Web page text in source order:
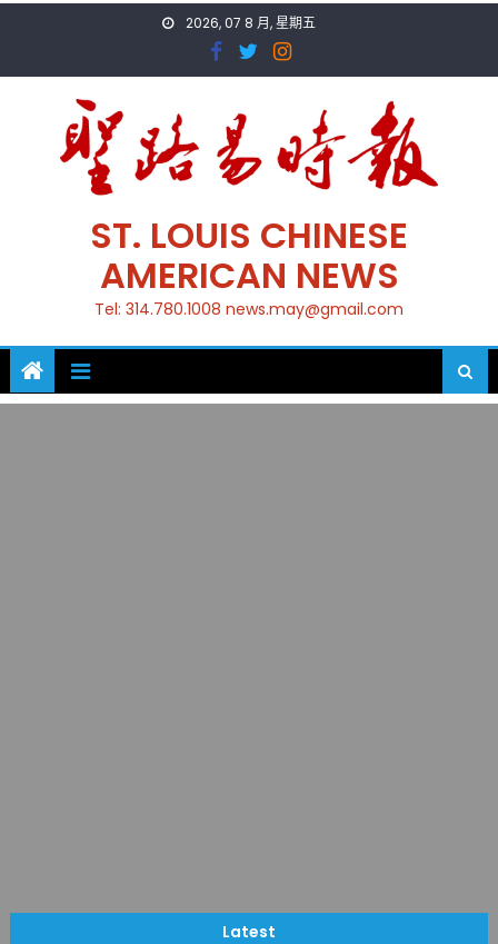
2026, 07 8 月, 星期五
ST. LOUIS CHINESE
AMERICAN NEWS
Tel: 314.780.1008 news.may@gmail.com
Latest
筝声与琴韵交汇：刘励(Li Statler)与钢琴家Darek演绎一场古筝